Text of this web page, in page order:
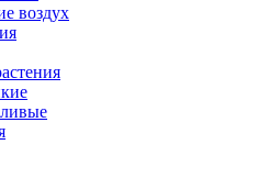
воздух